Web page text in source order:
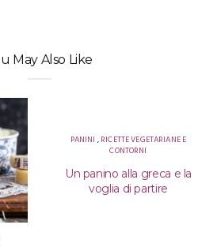
May Also Like
PANINI ,RICETTE VEGETARIANE E
CONTORNI
Un panino alla greca e la
voglia di partire